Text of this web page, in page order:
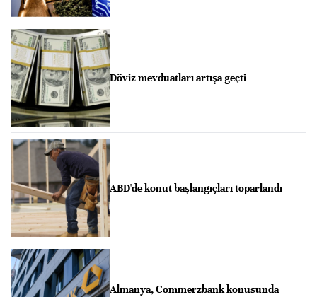
Döviz mevduatları artışa geçti
ABD'de konut başlangıçları toparlandı
Almanya, Commerzbank konusunda